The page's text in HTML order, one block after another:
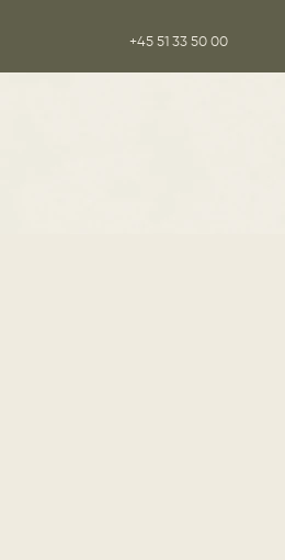
+45 51 33 50 00